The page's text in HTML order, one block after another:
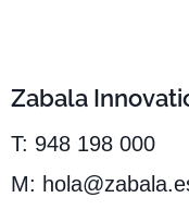
Zabala
T: 948 198 000
M: